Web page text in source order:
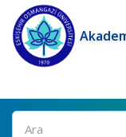
Ara